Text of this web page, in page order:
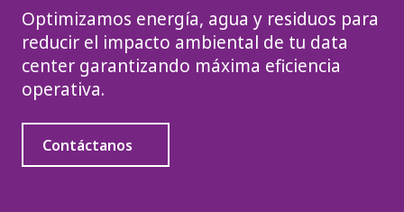
Optimizamos energía, agua y residuos para
reducir el impacto ambiental de tu data
center garantizando máxima eficiencia
operativa.
Contáctanos